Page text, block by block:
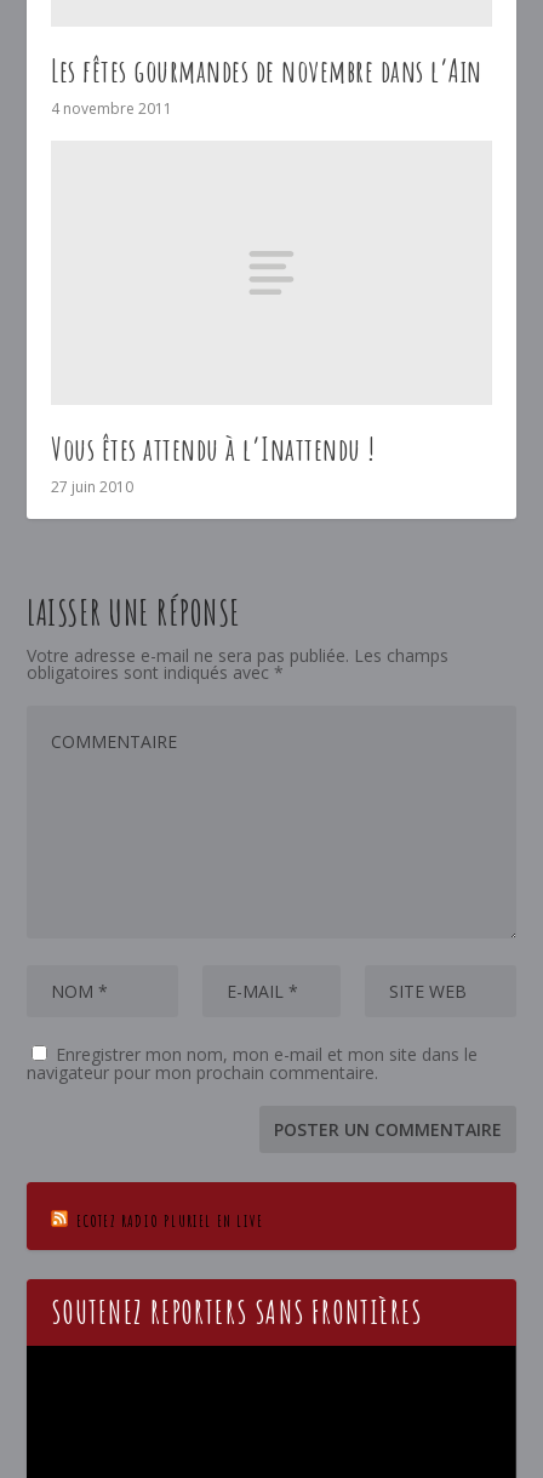
Les fêtes gourmandes de novembre dans l’Ain
4 novembre 2011
Vous êtes attendu à l’Inattendu !
27 juin 2010
LAISSER UNE RÉPONSE
Votre adresse e-mail ne sera pas publiée. Les champs
obligatoires sont indiqués avec *
Enregistrer mon nom, mon e-mail et mon site dans le
navigateur pour mon prochain commentaire.
ECOTEZ RADIO PLURIEL EN LIVE
SOUTENEZ REPORTERS SANS FRONTIÈRES